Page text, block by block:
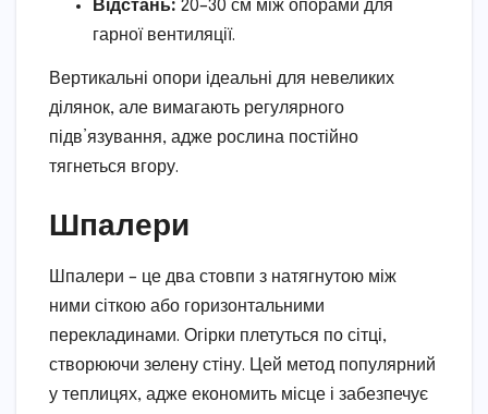
Відстань: 20–30 см між опорами для
гарної вентиляції.
Вертикальні опори ідеальні для невеликих
ділянок, але вимагають регулярного
підв’язування, адже рослина постійно
тягнеться вгору.
Шпалери
Шпалери – це два стовпи з натягнутою між
ними сіткою або горизонтальними
перекладинами. Огірки плетуться по сітці,
створюючи зелену стіну. Цей метод популярний
у теплицях, адже економить місце і забезпечує